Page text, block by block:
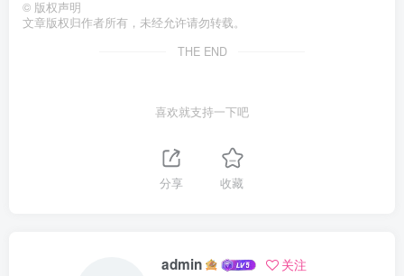
© 版权声明
文章版权归作者所有，未经允许请勿转载。
THE END
喜欢就支持一下吧
分享 收藏
admin 关注